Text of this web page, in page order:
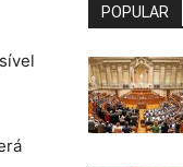
POPULAR